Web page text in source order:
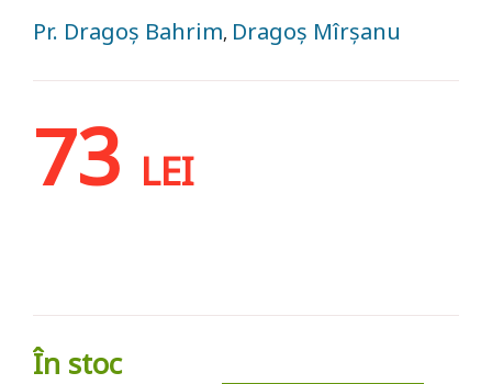
Pr. Dragoș Bahrim, Dragoș Mîrșanu
73 LEI
În stoc